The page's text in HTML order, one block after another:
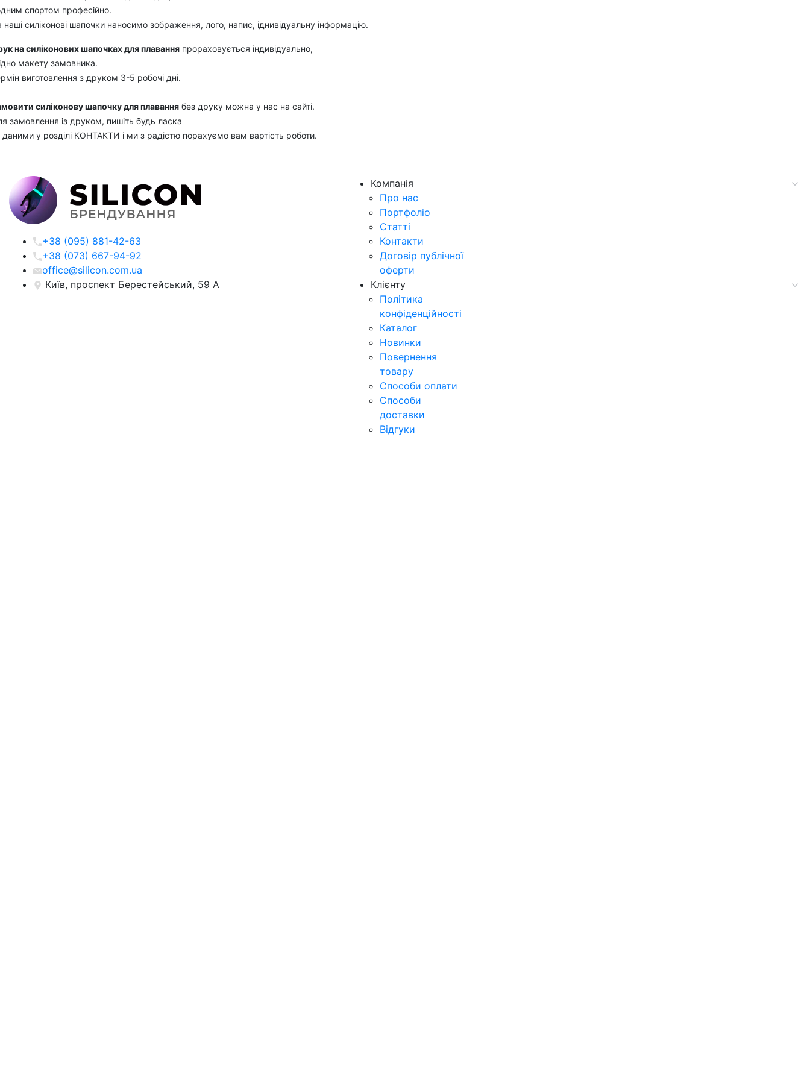
спортом професійно.
наші силіконові шапочки наносимо зображення, лого, напис, іднивідуальну інформацію.
на силіконових шапочках для плавання прораховується індивідуально,
макету замовника.
виготовлення з друком 3-5 робочі дні.
силіконову шапочку для плавання без друку можна у нас на сайті.
замовлення із друком, пишіть будь ласка
даними у розділі КОНТАКТИ і ми з радістю порахуємо вам вартість роботи.
+38 (095) 881-42-63
+38 (073) 667-94-92
office@silicon.com.ua
Київ, проспект Берестейський, 59 А
Компанія
Про нас
Портфоліо
Статті
Контакти
Договір публічної
оферти
Клієнту
Політика
конфіденційності
Каталог
Новинки
Повернення
товару
Способи оплати
Способи
доставки
Відгуки